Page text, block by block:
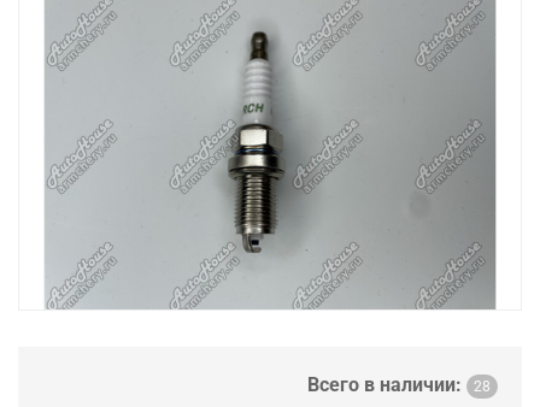
Всего в наличии: 28